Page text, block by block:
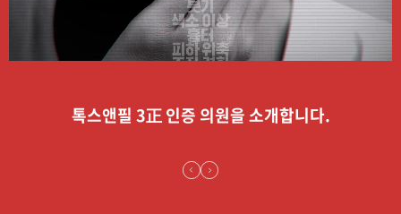
톡스앤필 3正 인증 의원을 소개합니다.